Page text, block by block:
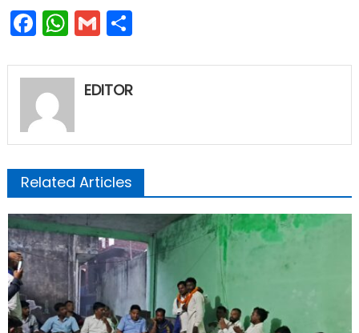
Facebook
WhatsApp
GmailShare
EDITOR
Related Articles